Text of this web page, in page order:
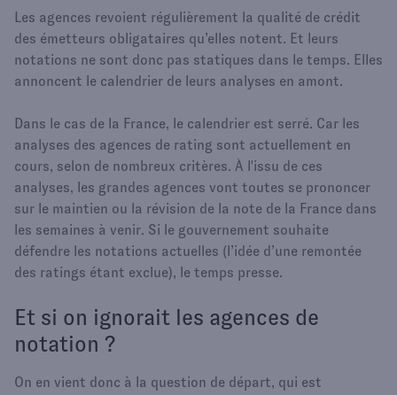
Les agences revoient régulièrement la qualité de crédit
des émetteurs obligataires qu’elles notent. Et leurs
notations ne sont donc pas statiques dans le temps. Elles
annoncent le calendrier de leurs analyses en amont.
Dans le cas de la France, le calendrier est serré. Car les
analyses des agences de rating sont actuellement en
cours, selon de nombreux critères. À l'issu de ces
analyses, les grandes agences vont toutes se prononcer
sur le maintien ou la révision de la note de la France dans
les semaines à venir. Si le gouvernement souhaite
défendre les notations actuelles (l’idée d’une remontée
des ratings étant exclue), le temps presse.
Et si on ignorait les agences de
notation ?
On en vient donc à la question de départ, qui est